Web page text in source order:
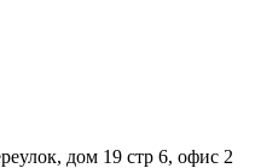
дом 19 стр 6, офис 2